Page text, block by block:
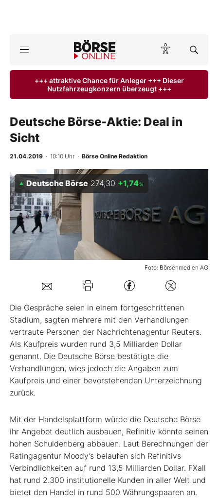
ktuelle Ausgabe BÖRSE ONLINE lesen
Anlageprodukte
Finanz-Check
BO-Musterdepots
Experten
Mein B:O
Kontakt
+++ attraktive Chance für Anleger +++ Dieser
Nutzfahrzeugkonzern überzeugt +++
Deutsche Börse-Aktie: Deal in
Sicht
21.04.2019 · 10:10 Uhr · Börse Online Redaktion
Foto: Börsenmedien AG
Deutsche Börse 274,30 +1,74%
Die Gespräche seien in einem fortgeschrittenen
Stadium, sagten mehrere mit den Verhandlungen
vertraute Personen der Nachrichtenagentur Reuters.
Als Kaufpreis wurden rund 3,5 Milliarden Dollar
genannt. Die Deutsche Börse bestätigte die
Verhandlungen, wies jedoch die Angaben zum
Kaufpreis und einer bevorstehenden Unterzeichnung
zurück.
Mit der Handelsplattform würde die Deutsche Börse
ihr Angebot deutlich ausbauen, Refinitiv könnte seinen
hohen Schuldenberg abbauen. Laut Berechnungen der
Ratingagentur Moody’s belaufen sich Refinitivs
Verbindlichkeiten auf rund 13,5 Milliarden Dollar. FXall
hat rund 2.300 institutionelle Kunden in aller Welt und
bietet den Handel in rund 500 Währungspaaren an.